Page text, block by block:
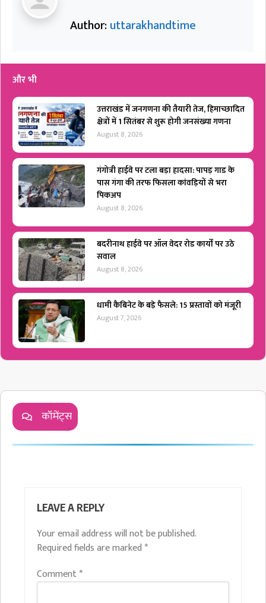
Author:uttarakhandtime
और भी
उत्तराखंड में जनगणना की तैयारी तेज, हिमाच्छादित
क्षेत्रों में 1 सितंबर से शुरू होगी जनसंख्या गणना
August 8, 2026
गंगोत्री हाईवे पर टला बड़ा हादसा: पापड़ गाड के
पास गंगा की तरफ फिसला कांवड़ियों से भरा
पिकअप
August 8, 2026
बदरीनाथ हाईवे पर ऑल वेदर रोड कार्यों पर उठे
सवाल
August 8, 2026
धामी कैबिनेट के बड़े फैसले: 15 प्रस्तावों को मंजूरी
August 7, 2026
कॉमेंट्स
LEAVE A REPLY
Your email address will not be published.
Required fields are marked *
Comment*